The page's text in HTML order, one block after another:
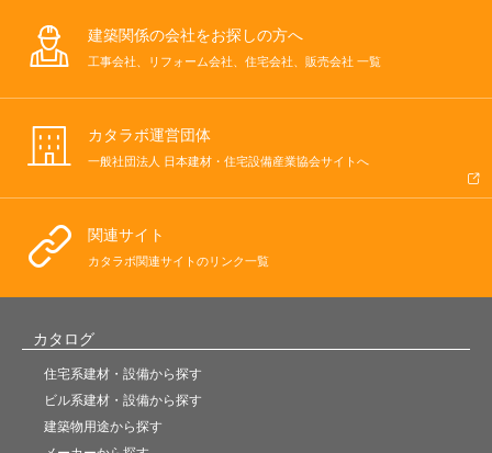
建築関係の会社をお探しの方へ
工事会社、リフォーム会社、住宅会社、販売会社 一覧
カタラボ運営団体
一般社団法人 日本建材・住宅設備産業協会サイトへ
関連サイト
カタラボ関連サイトのリンク一覧
カタログ
住宅系建材・設備から探す
ビル系建材・設備から探す
建築物用途から探す